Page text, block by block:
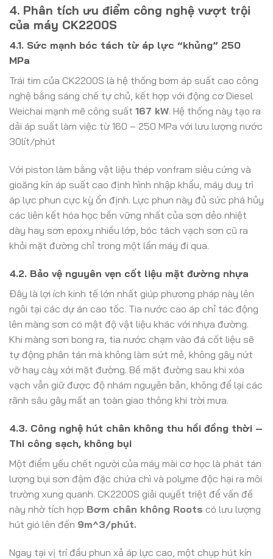
4. Phân tích ưu điểm công nghệ vượt trội
của máy CK2200S
4.1. Sức mạnh bóc tách từ áp lực “khủng” 250
MPa
Trái tim của CK2200S là hệ thống bơm áp suất cao công
nghệ bằng sáng chế tự chủ, kết hợp với động cơ Diesel
Weichai mạnh mẽ công suất 167 kW. Hệ thống này tạo ra
dải áp suất làm việc từ 160 – 250 MPa với lưu lượng nước
30lít/phút
Với piston làm bằng vật liệu thép vonfram siêu cứng và
gioăng kín áp suất cao định hình nhập khẩu, máy duy trì
áp lực phun cực kỳ ổn định. Lực phun này đủ sức phá hủy
các liên kết hóa học bền vững nhất của sơn dẻo nhiệt
dày hay sơn epoxy nhiều lớp, bóc tách vạch sơn cũ ra
khỏi mặt đường chỉ trong một lần máy đi qua.
4.2. Bảo vệ nguyên vẹn cốt liệu mặt đường nhựa
Đây là lợi ích kinh tế lớn nhất giúp phương pháp này lên
ngôi tại các dự án cao tốc. Tia nước cao áp chỉ tác động
lên màng sơn có mật độ vật liệu khác với nhựa đường.
Khi màng sơn bong ra, tia nước chạm vào đá cốt liệu sẽ
tự động phân tán mà không làm sứt mẻ, không gây nứt
vỡ hay cày xới mặt đường. Bề mặt đường sau khi xóa
vạch vẫn giữ được độ nhám nguyên bản, không để lại các
rãnh sâu gây mất an toàn giao thông khi trời mưa.
4.3. Công nghệ hút chân không thu hồi đồng thời –
Thi công sạch, không bụi
Một điểm yếu chết người của máy mài cơ học là phát tán
lượng bụi sơn đậm đặc chứa chì và polyme độc hại ra môi
trường xung quanh. CK2200S giải quyết triệt để vấn đề
này nhờ tích hợp Bơm chân không Roots có lưu lượng
hút gió lên đến 9m^3/phút.
Ngay tại vị trí đầu phun xả áp lực cao, một chụp hút kín